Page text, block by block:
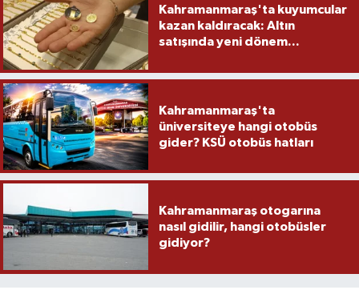
Kahramanmaraş'ta kuyumcular
kazan kaldıracak: Altın
satışında yeni dönem...
Kahramanmaraş'ta
üniversiteye hangi otobüs
gider? KSÜ otobüs hatları
Kahramanmaraş otogarına
nasıl gidilir, hangi otobüsler
gidiyor?